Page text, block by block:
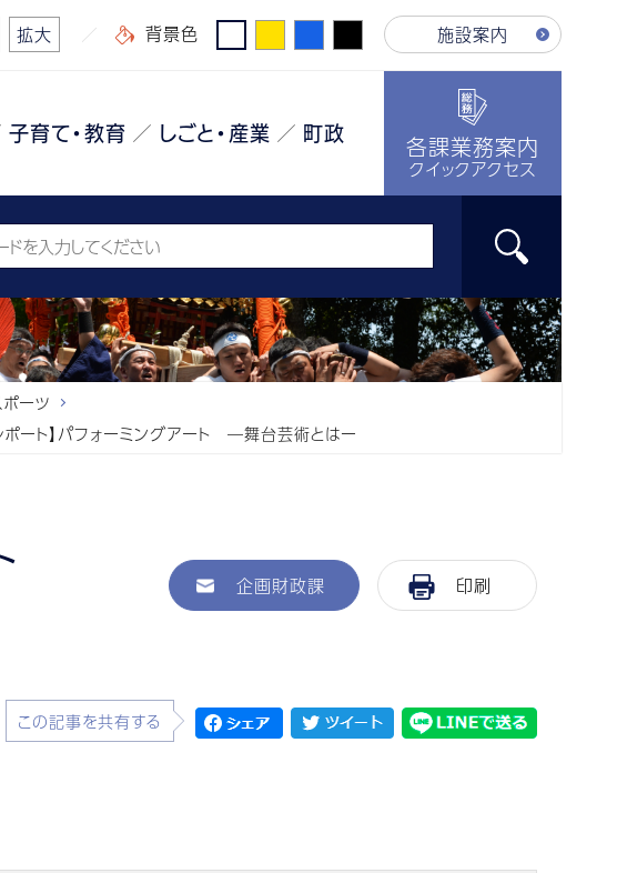
拡大 背景色 施設案内
子育て・教育 しごと・産業 町政 各課業務案内
クイックアクセス
ポーツ
ポート】パフォーミングアート ―舞台芸術とはー
企画財政課 印刷
この記事を共有する